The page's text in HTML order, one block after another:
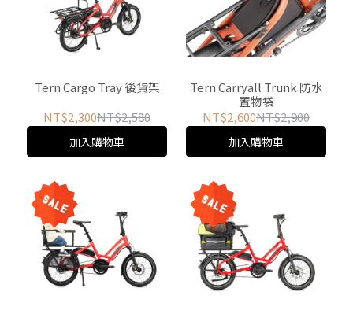
Tern Cargo Tray 後貨架
NT$2,300NT$2,580
加入購物車
Tern Carryall Trunk 防水
置物袋
NT$2,600NT$2,900
加入購物車